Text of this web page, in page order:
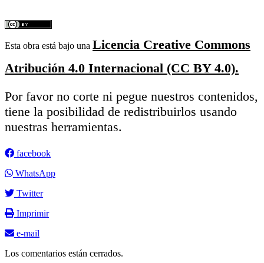
Esta obra está bajo una Licencia Creative Commons
Atribución 4.0 Internacional (CC BY 4.0).
Por favor no corte ni pegue nuestros contenidos,
tiene la posibilidad de redistribuirlos usando
nuestras herramientas.
facebook
WhatsApp
Twitter
Imprimir
e-mail
Los comentarios están cerrados.